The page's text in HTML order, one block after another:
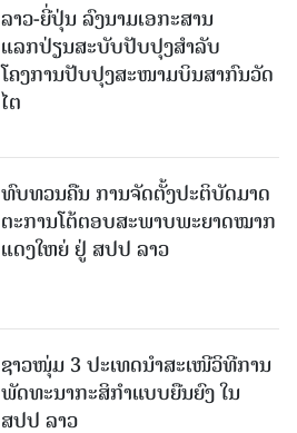
ລາວ-ຍີ່ປຸ່ນ ລົງນາມເອກະສານ
ແລກປ່ຽນສະບັບປັບປຸງສໍາລັບ
ໂຄງການປັບປຸງສະໜາມບິນສາກົນວັດ
ໄຕ
ທົບທວນຄືນ ການຈັດຕັ້ງປະຕິບັດມາດ
ຕະການໂຕ້ຕອບສະພາບພະຍາດໝາກ
ແດງໃຫຍ່ ຢູ່ ສປປ ລາວ
ຊາວໜຸ່ມ 3 ປະເທດນຳສະເໜີວິທີການ
ພັດທະນາກະສິກຳແບບຍືນຍົງ ໃນ
ສປປ ລາວ